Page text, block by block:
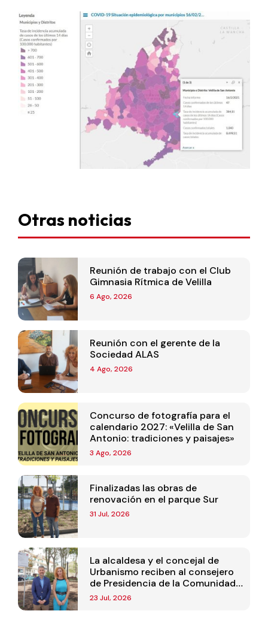
Otras noticias
Reunión de trabajo con el Club
Gimnasia Rítmica de Velilla
6 Ago, 2026
Reunión con el gerente de la
Sociedad ALAS
4 Ago, 2026
Concurso de fotografía para el
calendario 2027: «Velilla de San
Antonio: tradiciones y paisajes»
3 Ago, 2026
Finalizadas las obras de
renovación en el parque Sur
31 Jul, 2026
La alcaldesa y el concejal de
Urbanismo reciben al consejero
de Presidencia de la Comunidad
de Madrid
23 Jul, 2026